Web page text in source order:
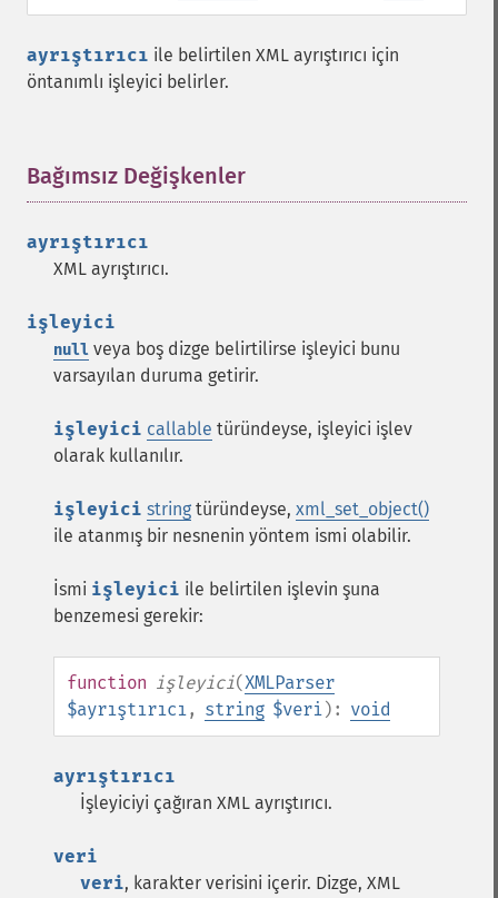
ayrıştırıcı ile belirtilen XML ayrıştırıcı için
öntanımlı işleyici belirler.
Bağımsız Değişkenler
ayrıştırıcı
XML ayrıştırıcı.
işleyici
null veya boş dizge belirtilirse işleyici bunu
varsayılan duruma getirir.
işleyici callable türündeyse, işleyici işlev
olarak kullanılır.
işleyici string türündeyse, xml_set_object()
ile atanmış bir nesnenin yöntem ismi olabilir.
İsmi işleyici ile belirtilen işlevin şuna
benzemesi gerekir:
function işleyici(XMLParser
$ayrıştırıcı, string $veri): void
ayrıştırıcı
İşleyiciyi çağıran XML ayrıştırıcı.
veri
veri, karakter verisini içerir. Dizge, XML